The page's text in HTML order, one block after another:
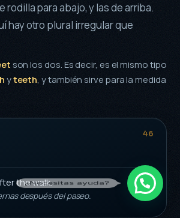
rodilla para abajo, y las de arriba.
hay otro plural irregular que
son los dos. Es decir, es el mismo tipo
yteeth, y también sirve para la medida
46
the walk.
después del paseo.
¿Necesitas ayuda?